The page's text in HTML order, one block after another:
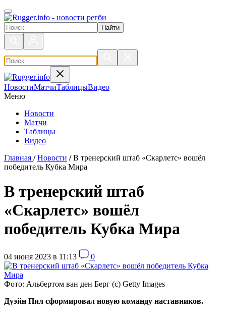
Поиск по сайту
НовостиМатчиТаблицыВидео
Меню
Новости
Матчи
Таблицы
Видео
Главная / Новости / В тренерский штаб «Скарлетс» вошёл
победитель Кубка Мира
В тренерский штаб
«Скарлетс» вошёл
победитель Кубка Мира
04 июня 2023 в 11:13 0
Фото: Альбертом ван ден Берг (c) Getty Images
Дуэйн Пил сформировал новую команду наставников.